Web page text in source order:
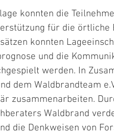
konnten die
für die örtliche
konnten
und die
werden. In
dem Waldbrandteam
zusammenarbeiten.
Waldbrand
die Denkweisen von